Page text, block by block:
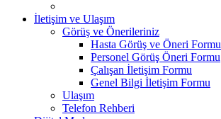
İletişim ve Ulaşım
Görüş ve Önerileriniz
Hasta Görüş ve Öneri Formu
Personel Görüş Öneri Formu
Çalışan İletişim Formu
Genel Bilgi İletişim Formu
Ulaşım
Telefon Rehberi